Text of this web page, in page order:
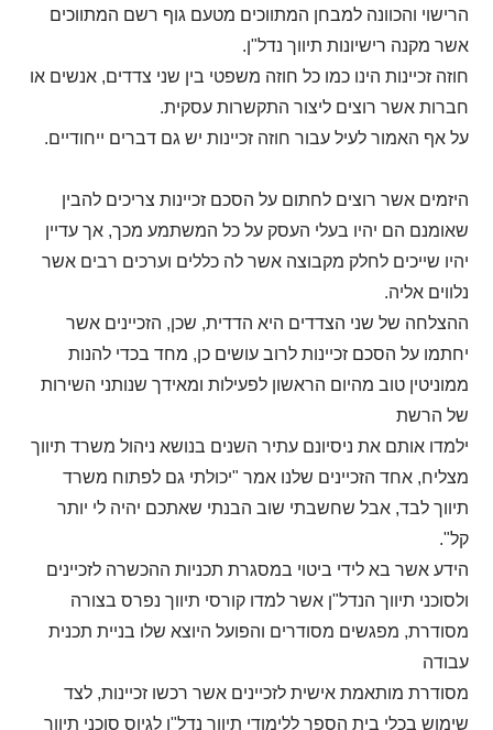
הרישוי והכוונה למבחן המתווכים מטעם גוף רשם המתווכים
אשר מקנה רישיונות תיווך נדל"ן.
חוזה זכיינות הינו כמו כל חוזה משפטי בין שני צדדים, אנשים או
חברות אשר רוצים ליצור התקשרות עסקית.
על אף האמור לעיל עבור חוזה זכיינות יש גם דברים ייחודיים.
היזמים אשר רוצים לחתום על הסכם זכיינות צריכים להבין
שאומנם הם יהיו בעלי העסק על כל המשתמע מכך, אך עדיין
יהיו שייכים לחלק מקבוצה אשר לה כללים וערכים רבים אשר
נלווים אליה.
ההצלחה של שני הצדדים היא הדדית, שכן, הזכיינים אשר
יחתמו על הסכם זכיינות לרוב עושים כן, מחד בכדי להנות
ממוניטין טוב מהיום הראשון לפעילות ומאידך שנותני השירות
של הרשת
ילמדו אותם את ניסיונם עתיר השנים בנושא ניהול משרד תיווך
מצליח, אחד הזכיינים שלנו אמר "יכולתי גם לפתוח משרד
תיווך לבד, אבל שחשבתי שוב הבנתי שאתכם יהיה לי יותר
קל".
הידע אשר בא לידי ביטוי במסגרת תכניות ההכשרה לזכיינים
ולסוכני תיווך הנדל"ן אשר למדו קורסי תיווך נפרס בצורה
מסודרת, מפגשים מסודרים והפועל היוצא שלו בניית תכנית
עבודה
מסודרת מותאמת אישית לזכיינים אשר רכשו זכיינות, לצד
שימוש בכלי בית הספר ללימודי תיווך נדל"ן לגיוס סוכני תיווך